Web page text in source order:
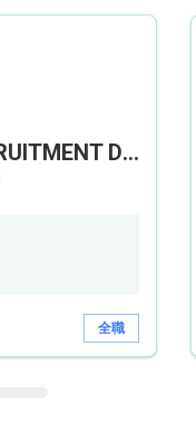
THE REPULSE BAY RECRUITMENT DAY 淺水灣影灣園人才招聘會
全職